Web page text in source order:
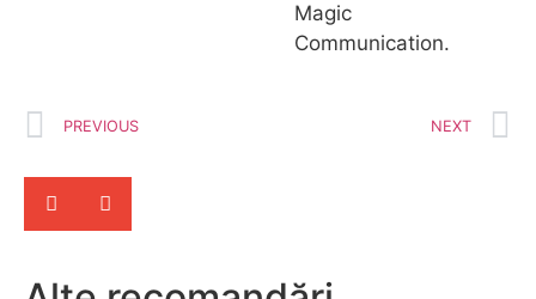
Magic
Communication.
PREVIOUS NEXT